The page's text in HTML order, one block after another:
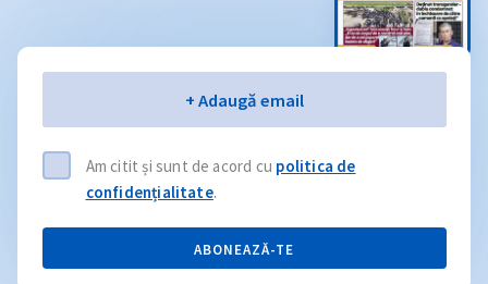
+ Adaugă email
Am citit și sunt de acord cu politica de
confidențialitate.
ABONEAZĂ-TE